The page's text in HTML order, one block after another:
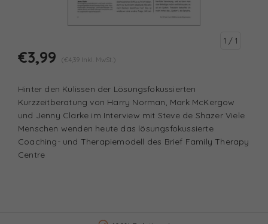
1 / 1
€3,99 (€4,39 Inkl. MwSt.)
Hinter den Kulissen der Lösungsfokussierten
Kurzzeitberatung von Harry Norman, Mark McKergow
und Jenny Clarke im Interview mit Steve de Shazer Viele
Menschen wenden heute das lösungsfokussierte
Coaching- und Therapiemodell des Brief Family Therapy
Centre